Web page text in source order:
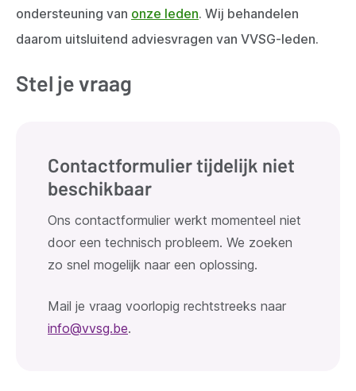
ondersteuning van onze leden. Wij behandelen
daarom uitsluitend adviesvragen van VVSG-leden.
Stel je vraag
Contactformulier tijdelijk niet
beschikbaar
Ons contactformulier werkt momenteel niet
door een technisch probleem. We zoeken
zo snel mogelijk naar een oplossing.
Mail je vraag voorlopig rechtstreeks naar
info@vvsg.be.